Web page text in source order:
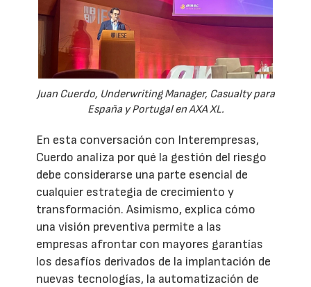
Juan Cuerdo, Underwriting Manager, Casualty para
España y Portugal en AXA XL.
En esta conversación con Interempresas,
Cuerdo analiza por qué la gestión del riesgo
debe considerarse una parte esencial de
cualquier estrategia de crecimiento y
transformación. Asimismo, explica cómo
una visión preventiva permite a las
empresas afrontar con mayores garantías
los desafíos derivados de la implantación de
nuevas tecnologías, la automatización de